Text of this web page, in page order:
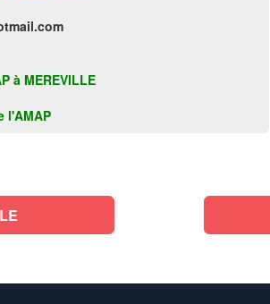
à MEREVILLE
l'AMAP